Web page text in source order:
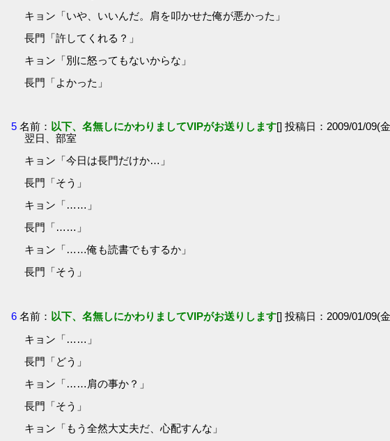
キョン「いや、いいんだ。肩を叩かせた俺が悪かった」
長門「許してくれる？」
キョン「別に怒ってもないからな」
長門「よかった」
5 名前： 以下、名無しにかわりましてVIPがお送りします[] 投稿日：2009/01/09(
翌日、部室
キョン「今日は長門だけか…」
長門「そう」
キョン「……」
長門「……」
キョン「……俺も読書でもするか」
長門「そう」
6 名前： 以下、名無しにかわりましてVIPがお送りします[] 投稿日：2009/01/09(
キョン「……」
長門「どう」
キョン「……肩の事か？」
長門「そう」
キョン「もう全然大丈夫だ、心配すんな」